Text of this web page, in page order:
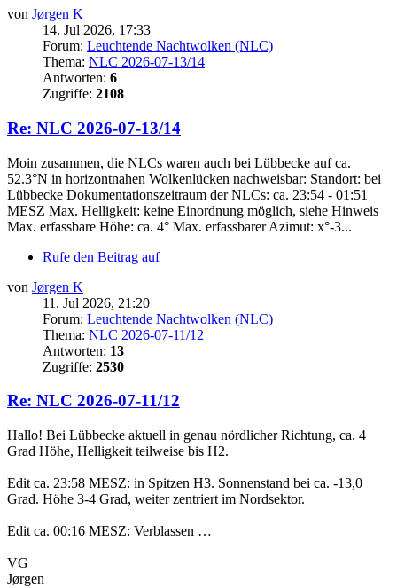
von Jørgen K
14. Jul 2026, 17:33
Forum: Leuchtende Nachtwolken (NLC)
Thema: NLC 2026-07-13/14
Antworten: 6
Zugriffe: 2108
Re: NLC 2026-07-13/14
Moin zusammen, die NLCs waren auch bei Lübbecke auf ca.
52.3°N in horizontnahen Wolkenlücken nachweisbar: Standort: bei
Lübbecke Dokumentationszeitraum der NLCs: ca. 23:54 - 01:51
MESZ Max. Helligkeit: keine Einordnung möglich, siehe Hinweis
Max. erfassbare Höhe: ca. 4° Max. erfassbarer Azimut: x°-3...
Rufe den Beitrag auf
von Jørgen K
11. Jul 2026, 21:20
Forum: Leuchtende Nachtwolken (NLC)
Thema: NLC 2026-07-11/12
Antworten: 13
Zugriffe: 2530
Re: NLC 2026-07-11/12
Hallo! Bei Lübbecke aktuell in genau nördlicher Richtung, ca. 4
Grad Höhe, Helligkeit teilweise bis H2.
Edit ca. 23:58 MESZ: in Spitzen H3. Sonnenstand bei ca. -13,0
Grad. Höhe 3-4 Grad, weiter zentriert im Nordsektor.
Edit ca. 00:16 MESZ: Verblassen …
VG
Jørgen